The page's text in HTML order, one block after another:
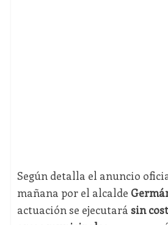
Según detalla el anuncio
mañana por el alcalde
actuación se ejecutará sin